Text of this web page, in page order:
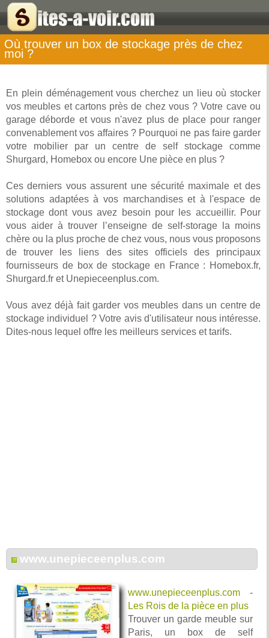
Où trouver un box de stockage près de chez
moi ?
En plein déménagement vous cherchez un lieu où stocker
vos meubles et cartons près de chez vous ? Votre cave ou
garage déborde et vous n'avez plus de place pour ranger
convenablement vos affaires ? Pourquoi ne pas faire garder
votre mobilier par un centre de self stockage comme
Shurgard, Homebox ou encore Une pièce en plus ?
Ces derniers vous assurent une sécurité maximale et des
solutions adaptées à vos marchandises et à l'espace de
stockage dont vous avez besoin pour les accueillir. Pour
vous aider à trouver l’enseigne de self-storage la moins
chère ou la plus proche de chez vous, nous vous proposons
de trouver les liens des sites officiels des principaux
fournisseurs de box de stockage en France : Homebox.fr,
Shurgard.fr et Unepieceenplus.com.
Vous avez déjà fait garder vos meubles dans un centre de
stockage individuel ? Votre avis d'utilisateur nous intéresse.
Dites-nous lequel offre les meilleurs services et tarifs.
www.unepieceenplus.com
www.unepieceenplus.com -
Les Rois de la pièce en plus
Trouver un garde meuble sur
Paris, un box de self